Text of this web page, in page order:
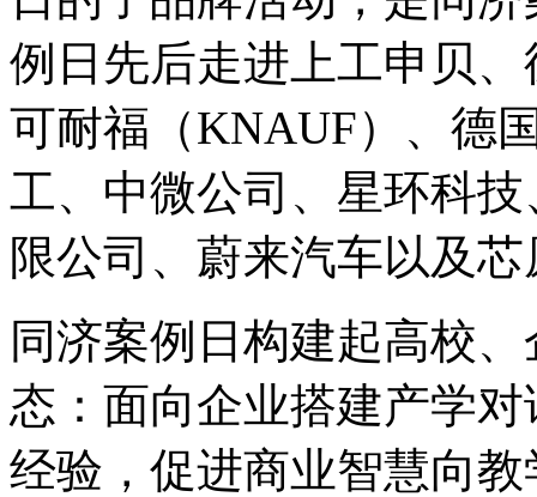
例日先后走进上工申贝、
可耐福（KNAUF）、德
工、中微公司、星环科
限公司、蔚来汽车以及
同济案例日构建起高校
态：面向企业搭建产学
经验，促进商业智慧向